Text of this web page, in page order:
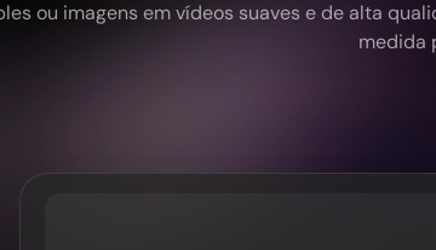
ou imagens em vídeos suaves e de alta
medida